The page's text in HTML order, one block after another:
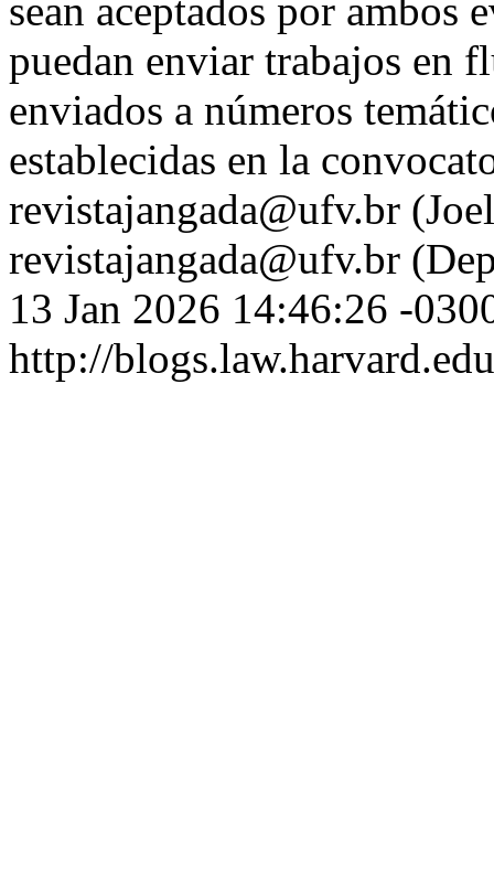
sean aceptados por ambos
puedan enviar trabajos en
enviados a números
establecidas en la
revistajangada@ufv.br
revistajangada@ufv.br
13 Jan 2026 14:46:26 -
http://